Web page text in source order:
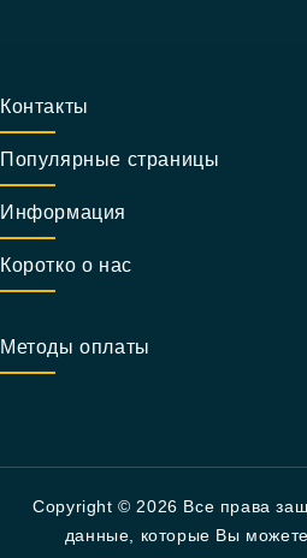
Контакты
Популярные страницы
Информация
Коротко о нас
Методы оплаты
Copyright © 2026 Все права
данные, которые Вы можете